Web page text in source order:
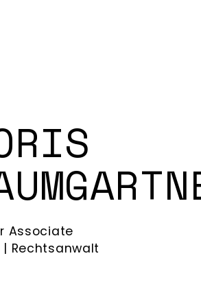
Associate
| Rechtsanwalt